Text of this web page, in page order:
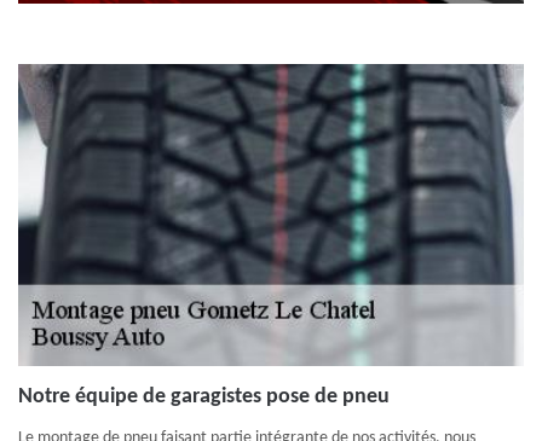
Notre équipe de garagistes pose de pneu